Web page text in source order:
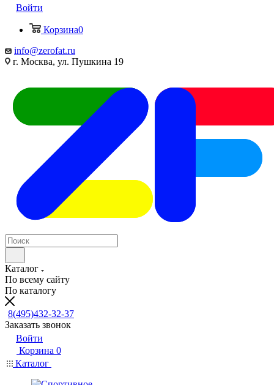
Войти
Корзина0
info@zerofat.ru
г. Москва, ул. Пушкина 19
Каталог
По всему сайту
По каталогу
8(495)432-32-37
Заказать звонок
Войти
Корзина 0
Каталог